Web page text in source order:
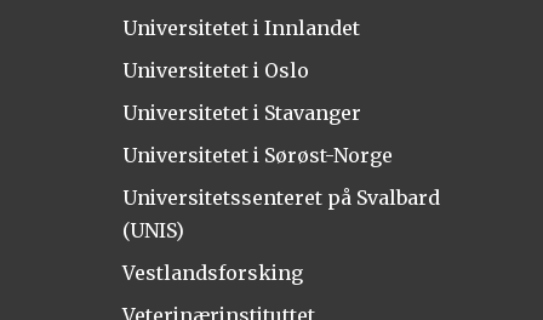
Universitetet i Innlandet
Universitetet i Oslo
Universitetet i Stavanger
Universitetet i Sørøst-Norge
Universitetssenteret på Svalbard
(UNIS)
Vestlandsforsking
Veterinærinstituttet